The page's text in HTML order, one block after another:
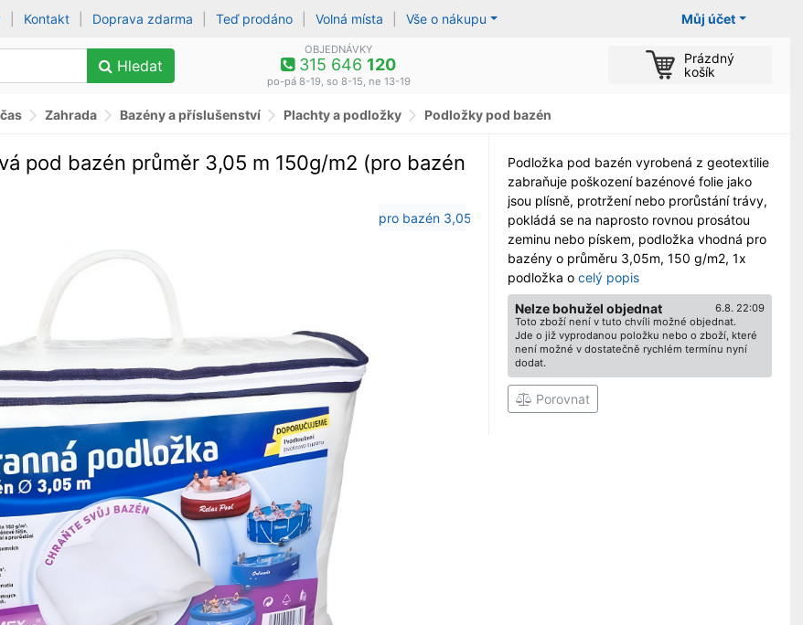
Můj účet
Kontakt Doprava zdarma Teď prodáno Volná místa Vše o nákupu
Hledat
OBJEDNÁVKY
315 646 120
po-pá 8-19, so 8-15, ne 13-19
Prázdný
košík
Zahrada Bazény a příslušenství Plachty a podložky Podložky pod bazén
Podložka pod bazén vyrobená z geotextilie
zabraňuje poškození bazénové folie jako
jsou plísně, protržení nebo prorůstání trávy,
pokládá se na naprosto rovnou prosátou
zeminu nebo pískem, podložka vhodná pro
bazény o průměru 3,05m, 150 g/m2, 1x
podložka o celý popis
6.8. 22:09
Nelze bohužel objednat
Toto zboží není v tuto chvíli možné objednat.
Jde o již vyprodanou položku nebo o zboží, které
není možné v dostatečně rychlém termínu nyní
dodat.
Porovnat
pod bazén průměr 3,05 m 150g/m2 (pro bazén